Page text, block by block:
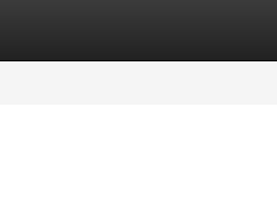
Site Listings